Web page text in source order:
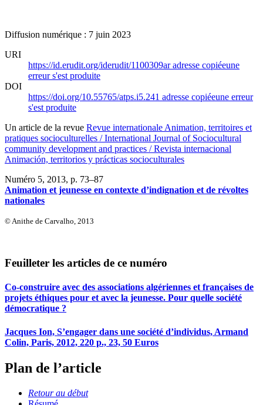
Diffusion numérique : 7 juin 2023
URI
https://id.erudit.org/iderudit/1100309aradresse copiéeune
erreur s'est produite
DOI
https://doi.org/10.55765/atps.i5.241 adresse copiéeune erreur
s'est produite
Un article de la revue Revue internationale Animation, territoires et
pratiques socioculturelles / International Journal of Sociocultural
community development and practices / Revista internacional
Animación, territorios y prácticas socioculturales
Numéro 5, 2013, p. 73–87
Animation et jeunesse en contexte d’indignation et de révoltes
nationales
© Anithe de Carvalho, 2013
Feuilleter les articles de ce numéro
Co-construire avec des associations algériennes et françaises de
projets éthiques pour et avec la jeunesse. Pour quelle société
démocratique ?
Jacques Ion, S’engager dans une société d’individus, Armand
Colin, Paris, 2012, 220 p., 23, 50 Euros
Plan de l’article
Retour au début